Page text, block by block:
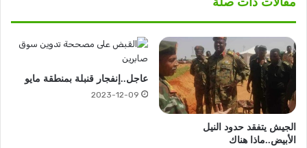
الجيش يتفقد حدود النيل
الأبيض..ماذا هناك
عاجل..إنفجار قنبلة بمنطقة مايو
2023-12-09